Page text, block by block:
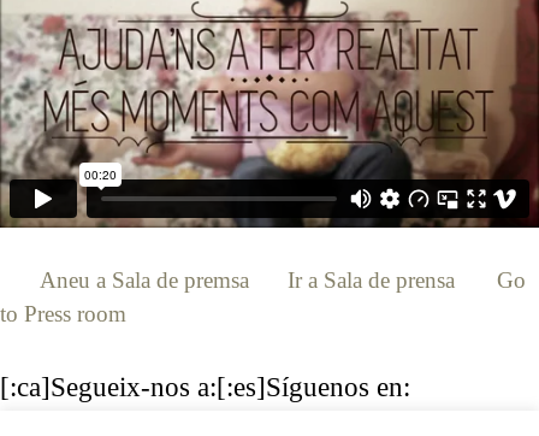
Aneu a Sala de premsa Ir a Sala de prensa
Go
to Press room
[:ca]Segueix-nos a:[:es]Síguenos en: